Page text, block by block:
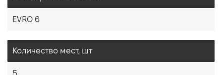
EVRO 6
Количество мест, шт